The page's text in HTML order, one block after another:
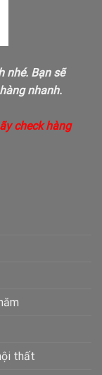
nhé. Bạn sẽ
nhanh.
check hàng
thất